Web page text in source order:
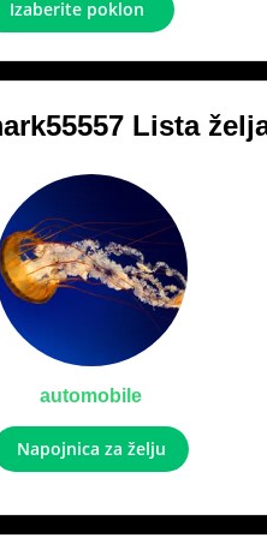
Izaberite poklon
Lista
automobile
Napojnica za želju